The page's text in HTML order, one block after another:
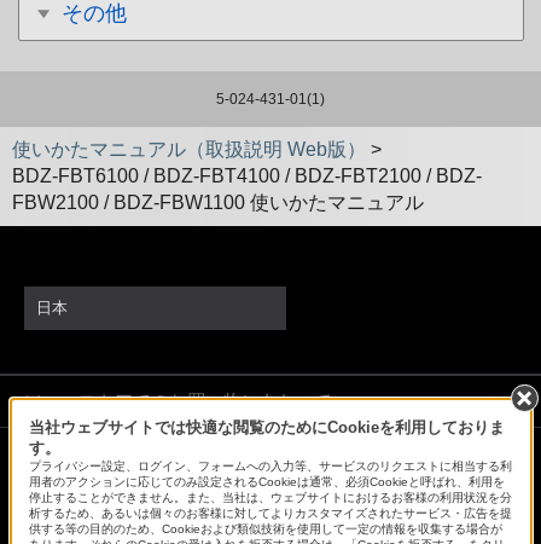
その他
5-024-431-01(1)
使いかたマニュアル（取扱説明 Web版）
>
BDZ-FBT6100 / BDZ-FBT4100 / BDZ-FBT2100 / BDZ-
FBW2100 / BDZ-FBW1100 使いかたマニュアル
当社ウェブサイトでは快適な閲覧のためにCookieを利用しておりま
す。
プライバシー設定、ログイン、フォームへの入力等、サービスのリクエストに相当する利
用者のアクションに応じてのみ設定されるCookieは通常、必須Cookieと呼ばれ、利用を
停止することができません。また、当社は、ウェブサイトにおけるお客様の利用状況を分
析するため、あるいは個々のお客様に対してよりカスタマイズされたサービス・広告を提
供する等の目的のため、Cookieおよび類似技術を使用して一定の情報を収集する場合が
日本
ソニーストアでのお買い物にあたって
会社情報 採用情報 特約店のご案内
ニュースリリース
環境情報
My Sony 利用規約